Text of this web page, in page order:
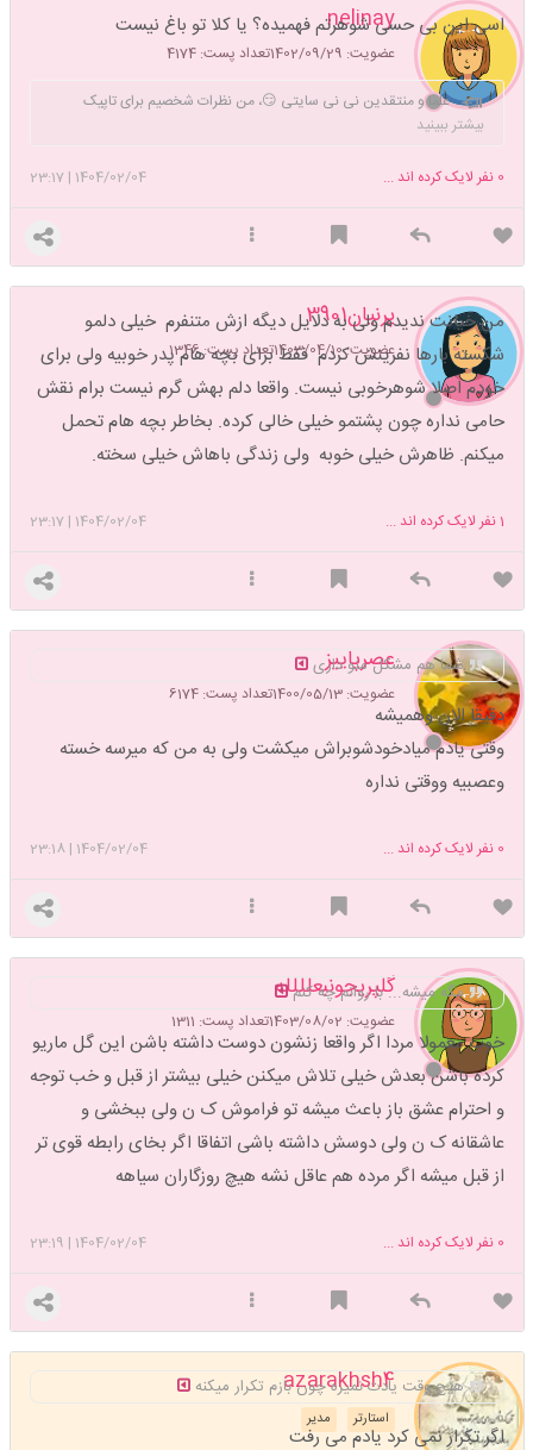
nelinay
عضویت: 1402/09/29 تعداد پست: 4174
اسی این بی حسی شوهرتم فهمیده؟ یا کلا تو باغ نیست
علما و منتقدین نی نی سایتی 😏، من نظرات شخصیم برای تاپیک
کاربرها مینویسم مخالفین ریپ نزنید با تچچچکربیشتر ببینید
1404/02/04
|
23:17 0 نفر لایک کرده اند ...
پرنیان3901
عضویت: 1403/04/10 تعداد پست: 1346
من خیانت ندیدم ولی به دلایل دیگه ازش متنفرم خیلی دلمو
شکسته بارها نفرینش کردم فقط برای بچه هام پدر خوبیه ولی برای
خودم اصلا شوهرخوبی نیست. واقعا دلم بهش گرم نیست برام نقش
حامی نداره چون پشتمو خیلی خالی کرده. بخاطر بچه هام تحمل
میکنم. ظاهرش خیلی خوبه ولی زندگی باهاش خیلی سخته.
1404/02/04
|
23:17 1نفر لایک کرده اند ...
عصرپاییز
عضویت: 1400/05/13 تعداد پست: 6174
شما هم مشکل منو داری
دقیقا الان وهمیشه
وقتی یادم میادخودشوبراش میکشت ولی به من که میرسه خسته
وعصبیه ووقتی نداره
1404/02/04
|
23:18 0 نفر لایک کرده اند ...
گلپریجونبعلللله
عضویت: 1403/08/02 تعداد پست: 1311
مگه میشه... با روانم چه کنم
خوب معمولا مردا اگر واقعا زنشون دوست داشته باشن این گل ماریو
کرده باشن بعدش خیلی تلاش میکنن خیلی بیشتر از قبل و خب توجه
و احترام عشق باز باعث میشه تو فراموش ک ن ولی ببخشی و
عاشقانه ک ن ولی دوسش داشته باشی اتفاقا اگر بخای رابطه قوی تر
از قبل میشه اگر مرده هم عاقل نشه هیچ روزگاران سیاهه
1404/02/04
|
23:19 0 نفر لایک کرده اند ...
azarakhsh4
مدیر استارتر
هیچ وقت یادت نمیره چون بازم تکرار میکنه
اگر تکرار نمی کرد یادم می رفت